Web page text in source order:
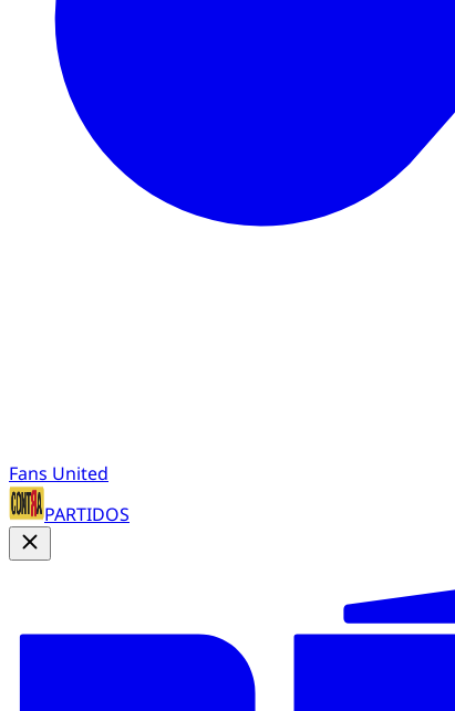
Fans United
PARTIDOS